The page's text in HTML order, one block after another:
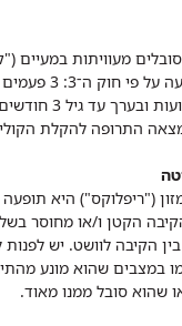
סובלים מעוויתות
שעות, לפחות 3
התרופה להקלת
("ריפלוקס") היא
הקטן ו/או מחוסר
הקיבה לוושט. יש לפנות
במצבים שהוא מונע
שהוא סובל ממנו מאוד.